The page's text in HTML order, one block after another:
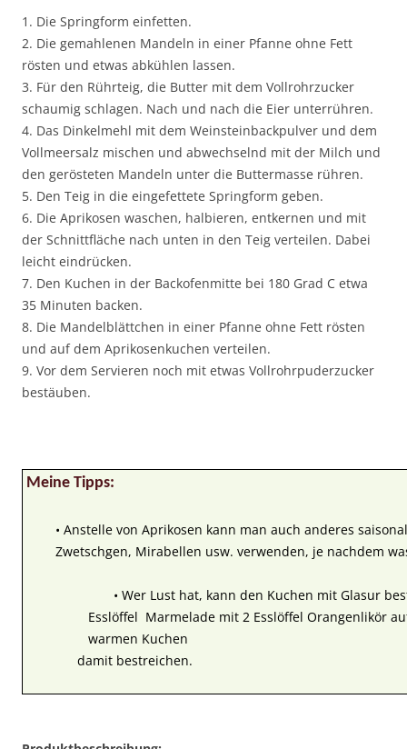
1. Die Springform einfetten.
2. Die gemahlenen Mandeln in einer Pfanne ohne Fett
rösten und etwas abkühlen lassen.
3. Für den Rührteig, die Butter mit dem Vollrohrzucker
schaumig schlagen. Nach und nach die Eier unterrühren.
4. Das Dinkelmehl mit dem Weinsteinbackpulver und dem
Vollmeersalz mischen und abwechselnd mit der Milch und
den gerösteten Mandeln unter die Buttermasse rühren.
5. Den Teig in die eingefettete Springform geben.
6. Die Aprikosen waschen, halbieren, entkernen und mit
der Schnittfläche nach unten in den Teig verteilen. Dabei
leicht eindrücken.
7. Den Kuchen in der Backofenmitte bei 180 Grad C etwa
35 Minuten backen.
8. Die Mandelblättchen in einer Pfanne ohne Fett rösten
und auf dem Aprikosenkuchen verteilen.
9. Vor dem Servieren noch mit etwas Vollrohrpuderzucker
bestäuben.
Meine Tipps:
• Anstelle von Aprikosen kann man auch anderes
Zwetschgen, Mirabellen usw. verwenden, je nachdem
• Wer Lust hat, kann den Kuchen mit Glasur
Esslöffel Marmelade mit 2 Esslöffel Orangenlikör
warmen Kuchen
damit bestreichen.